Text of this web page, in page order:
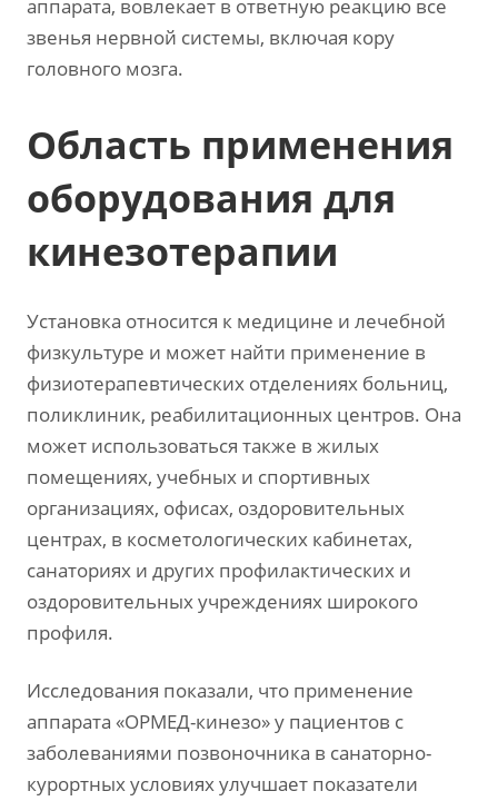
аппарата, вовлекает в ответную реакцию все
звенья нервной системы, включая кору
головного мозга.
Область применения
оборудования для
кинезотерапии
Установка относится к медицине и лечебной
физкультуре и может найти применение в
физиотерапевтических отделениях больниц,
поликлиник, реабилитационных центров. Она
может использоваться также в жилых
помещениях, учебных и спортивных
организациях, офисах, оздоровительных
центрах, в косметологических кабинетах,
санаториях и других профилактических и
оздоровительных учреждениях широкого
профиля.
Исследования показали, что применение
аппарата «ОРМЕД-кинезо» у пациентов с
заболеваниями позвоночника в санаторно-
курортных условиях улучшает показатели